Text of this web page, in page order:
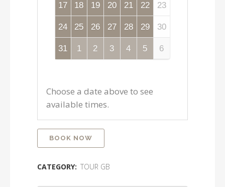
17 18 19 20 21 22 23
24 25 26 27 28 29 30
31 1 2 3 4 5 6
Choose a date above to see
available times.
BOOK NOW
CATEGORY: TOUR GB